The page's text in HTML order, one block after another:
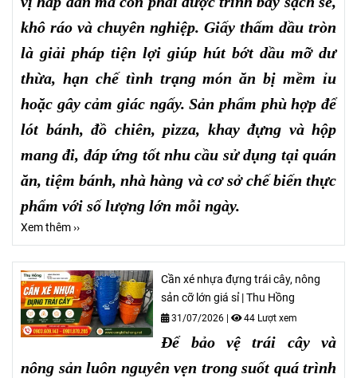
khô ráo và chuyên nghiệp. Giấy thấm dầu tròn
là giải pháp tiện lợi giúp hút bớt dầu mỡ dư
thừa, hạn chế tình trạng món ăn bị mềm ỉu
hoặc gây cảm giác ngấy. Sản phẩm phù hợp để
lót bánh, đồ chiên, pizza, khay đựng và hộp
mang đi, đáp ứng tốt nhu cầu sử dụng tại quán
ăn, tiệm bánh, nhà hàng và cơ sở chế biến thực
phẩm với số lượng lớn mỗi ngày.
Xem thêm ››
Cần xé nhựa đựng trái cây, nông
sản cỡ lớn giá sỉ | Thu Hồng
31/07/2026 | 44 Lượt xem
Để bảo vệ trái cây và
nông sản luôn nguyên vẹn trong suốt quá trình